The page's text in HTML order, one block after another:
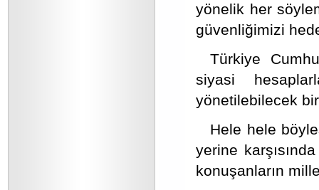
yönelik her
güvenliğimizi
Türkiye
siyasi
yönetilebilecek
Hele hele
yerine
konuşanların